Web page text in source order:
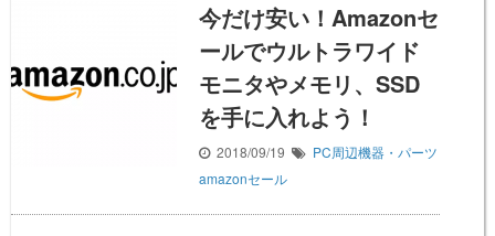
今だけ安い！Amazonセ
ールでウルトラワイド
モニタやメモリ、SSD
を手に入れよう！
2018/09/19
PC周辺機器・パーツ
amazonセール